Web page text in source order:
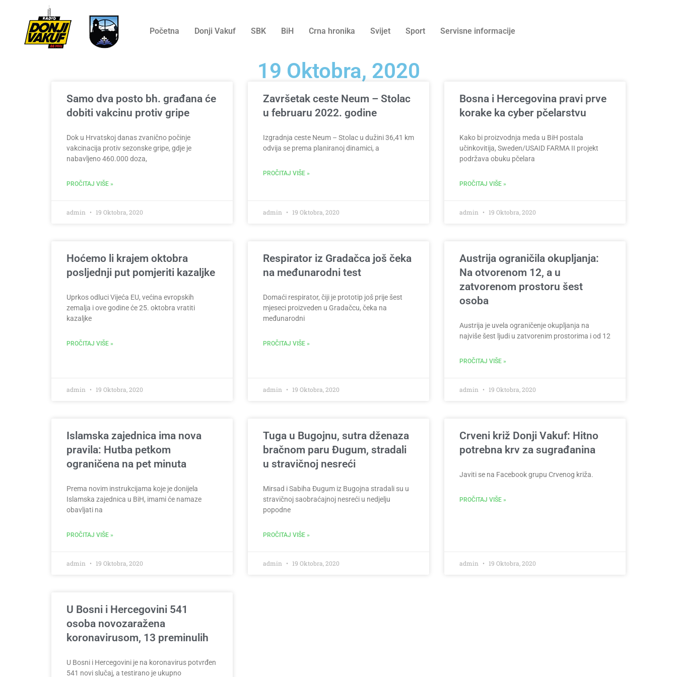
Početna Donji Vakuf SBK BiH Crna hronika Svijet Sport Servisne informacije
19 Oktobra, 2020
Samo dva posto bh. građana će
dobiti vakcinu protiv gripe
Dok u Hrvatskoj danas zvanično počinje
vakcinacija protiv sezonske gripe, gdje je
nabavljeno 460.000 doza,
PROČITAJ VIŠE »
admin 19 Oktobra, 2020
Završetak ceste Neum – Stolac
u februaru 2022. godine
Izgradnja ceste Neum – Stolac u dužini 36,41 km
odvija se prema planiranoj dinamici, a
PROČITAJ VIŠE »
admin 19 Oktobra, 2020
Bosna i Hercegovina pravi prve
korake ka cyber pčelarstvu
Kako bi proizvodnja meda u BiH postala
učinkovitija, Sweden/USAID FARMA II projekt
podržava obuku pčelara
PROČITAJ VIŠE »
admin 19 Oktobra, 2020
Hoćemo li krajem oktobra
posljednji put pomjeriti kazaljke
Uprkos odluci Vijeća EU, većina evropskih
zemalja i ove godine će 25. oktobra vratiti
kazaljke
PROČITAJ VIŠE »
admin 19 Oktobra, 2020
Respirator iz Gradačca još čeka
na međunarodni test
Domaći respirator, čiji je prototip još prije šest
mjeseci proizveden u Gradačcu, čeka na
međunarodni
PROČITAJ VIŠE »
admin 19 Oktobra, 2020
Austrija ograničila okupljanja:
Na otvorenom 12, a u
zatvorenom prostoru šest
osoba
Austrija je uvela ograničenje okupljanja na
najviše šest ljudi u zatvorenim prostorima i od 12
PROČITAJ VIŠE »
admin 19 Oktobra, 2020
Islamska zajednica ima nova
pravila: Hutba petkom
ograničena na pet minuta
Prema novim instrukcijama koje je donijela
Islamska zajednica u BiH, imami će namaze
obavljati na
PROČITAJ VIŠE »
admin 19 Oktobra, 2020
Tuga u Bugojnu, sutra dženaza
bračnom paru Đugum, stradali
u stravičnoj nesreći
Mirsad i Sabiha Đugum iz Bugojna stradali su u
stravičnoj saobraćajnoj nesreći u nedjelju
popodne
PROČITAJ VIŠE »
admin 19 Oktobra, 2020
Crveni križ Donji Vakuf: Hitno
potrebna krv za sugrađanina
Javiti se na Facebook grupu Crvenog križa.
PROČITAJ VIŠE »
admin 19 Oktobra, 2020
U Bosni i Hercegovini 541
osoba novozaražena
koronavirusom, 13 preminulih
U Bosni i Hercegovini je na koronavirus potvrđen
541 novi slučaj, a testirano je ukupno